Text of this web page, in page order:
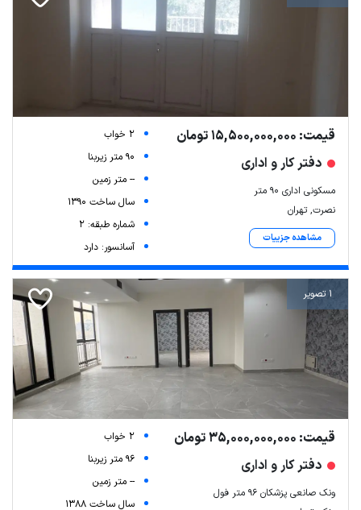
قیمت: 15,500,000,000 تومان
دفتر کار و اداری
مسکونی اداری ۹۰ متر
نصرت, تهران
مشاهده جزییات
2 خواب
90 متر زیربنا
-- متر زمین
سال ساخت 1390
شماره طبقه: 2
آسانسور: دارد
1 تصویر
قیمت: 35,000,000,000 تومان
دفتر کار و اداری
ونک صانعی پزشکان ۹۶ متر فول
2 خواب
96 متر زیربنا
-- متر زمین
سال ساخت 1388